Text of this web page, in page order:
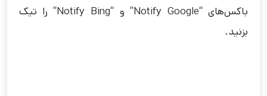
باکس‌های “Notify Google” و “Notify Bing” را تیک
بزنید.